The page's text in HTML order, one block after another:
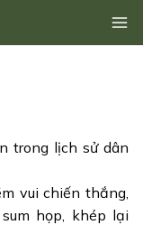
trong lịch sử dân
vui chiến thắng,
họp, khép lại